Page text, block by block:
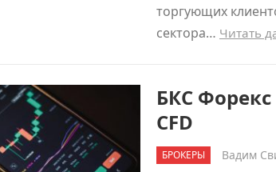
торгующих
сектора… Читать
БКС Форекс
CFD
БРОКЕРЫ Вадим